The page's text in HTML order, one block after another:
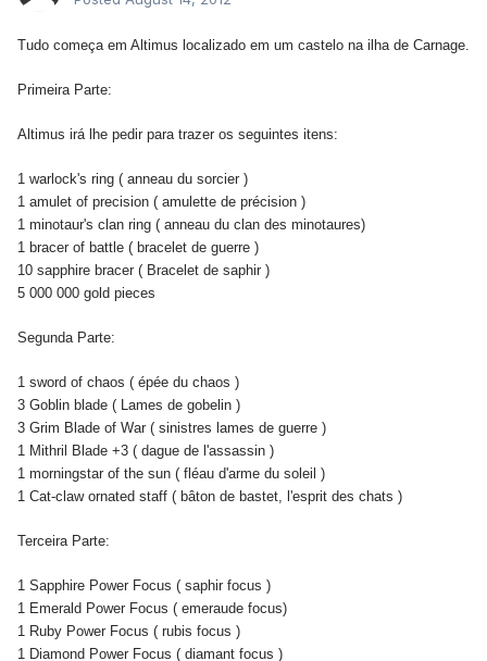
Tudo começa em Altimus localizado em um castelo na ilha de Carnage.
Primeira Parte:
Altimus irá lhe pedir para trazer os seguintes itens:
1 warlock's ring ( anneau du sorcier )
1 amulet of precision ( amulette de précision )
1 minotaur's clan ring ( anneau du clan des minotaures)
1 bracer of battle ( bracelet de guerre )
10 sapphire bracer ( Bracelet de saphir )
5 000 000 gold pieces
Segunda Parte:
1 sword of chaos ( épée du chaos )
3 Goblin blade ( Lames de gobelin )
3 Grim Blade of War ( sinistres lames de guerre )
1 Mithril Blade +3 ( dague de l'assassin )
1 morningstar of the sun ( fléau d'arme du soleil )
1 Cat-claw ornated staff ( bâton de bastet, l'esprit des chats )
Terceira Parte:
1 Sapphire Power Focus ( saphir focus )
1 Emerald Power Focus ( emeraude focus)
1 Ruby Power Focus ( rubis focus )
1 Diamond Power Focus ( diamant focus )